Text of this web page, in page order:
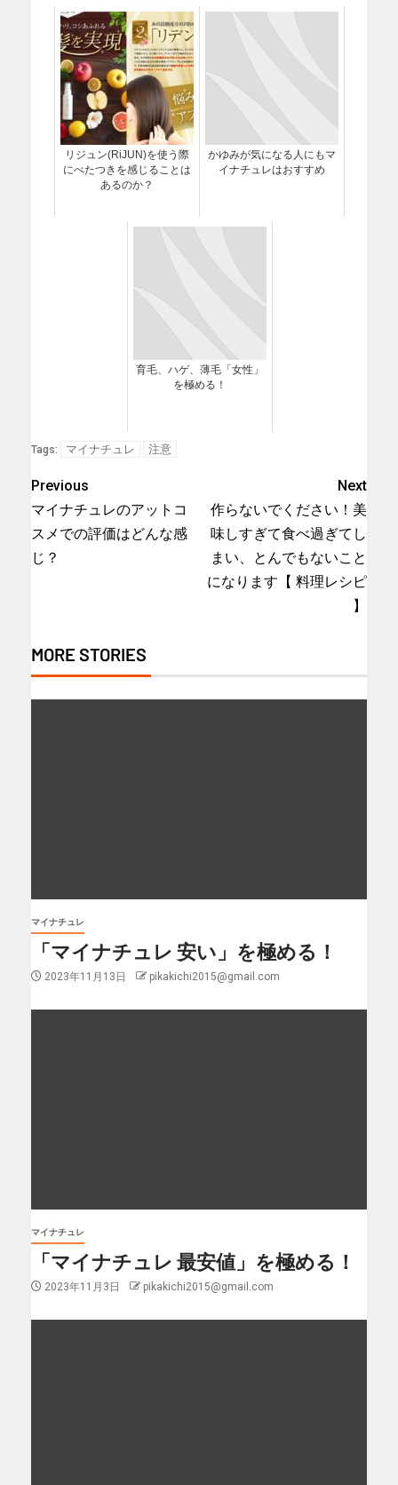
リジュン(RiJUN)を使う際
にべたつきを感じることは
あるのか？
かゆみが気になる人にもマ
イナチュレはおすすめ
育毛、ハゲ、薄毛「女性」
を極める！
Tags: マイナチュレ 注意
Previous
マイナチュレのアットコ
スメでの評価はどんな感
じ？
Next
作らないでください！美
味しすぎて食べ過ぎてし
まい、とんでもないこと
になります【 料理レシピ
】
MORE STORIES
マイナチュレ
「マイナチュレ 安い」を極める！
2023年11月13日 pikakichi2015@gmail.com
マイナチュレ
「マイナチュレ 最安値」を極める！
2023年11月3日 pikakichi2015@gmail.com